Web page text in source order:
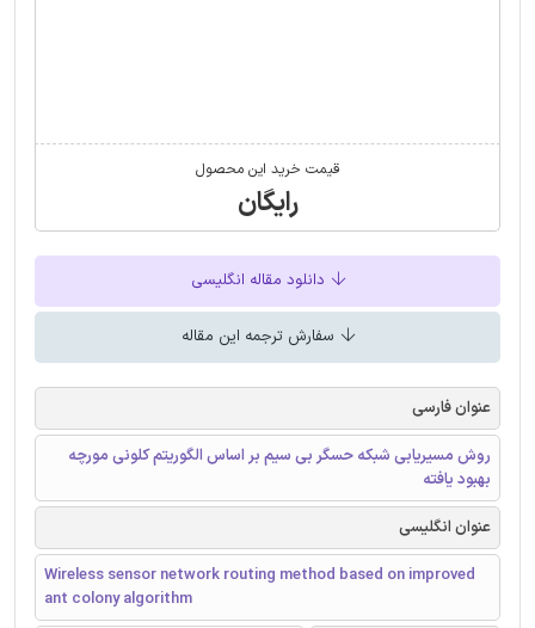
قیمت خرید این محصول
رایگان
دانلود مقاله انگلیسی
سفارش ترجمه این مقاله
عنوان فارسی
روش مسیریابی شبکه حسگر بی سیم بر اساس الگوریتم کلونی مورچه
بهبود یافته
عنوان انگلیسی
Wireless sensor network routing method based on improved
ant colony algorithm